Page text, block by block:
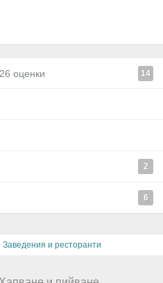
26 оценки 14
2
6
Заведения и ресторанти